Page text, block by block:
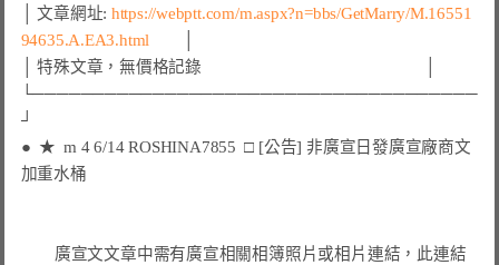
│ 文章網址: https://webptt.com/m.aspx?n=bbs/GetMarry/M.16551
94635.A.EA3.html
│ 特殊文章，無價格記錄                                                     │
└─────────────────────────────────────
●  ★  m 4 6/14 ROSHINA7855  □ [公告] 非廣宣日發廣宣廠商文
加重水桶